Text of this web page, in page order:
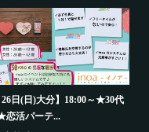
26日(日)大分】18:00～★30代
恋活パーテ...